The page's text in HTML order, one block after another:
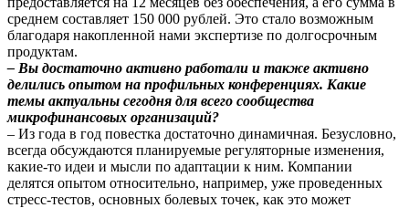
среднем составляет 150 000 рублей. Это стало возможным
благодаря накопленной нами экспертизе по долгосрочным
продуктам.
– Вы достаточно активно работали и также активно
делились опытом на профильных конференциях. Какие
темы актуальны сегодня для всего сообщества
микрофинансовых организаций?
– Из года в год повестка достаточно динамичная. Безусловно,
всегда обсуждаются планируемые регуляторные изменения,
какие-то идеи и мысли по адаптации к ним. Компании
делятся опытом относительно, например, уже проведенных
стресс-тестов, основных болевых точек, как это может